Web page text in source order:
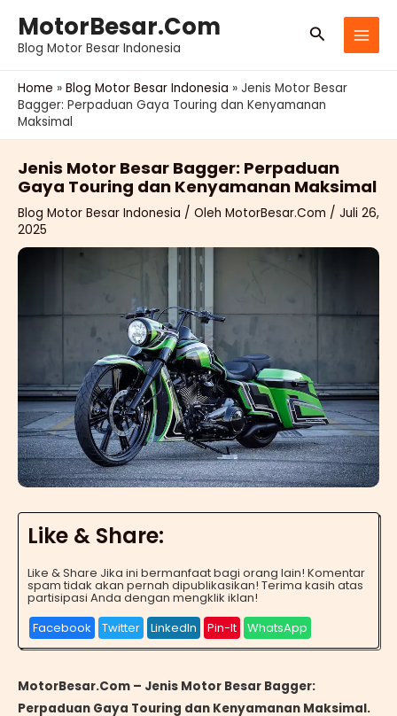
konten
MotorBesar.Com
Blog Motor Besar Indonesia
Cari
Home » Blog Motor Besar Indonesia » Jenis Motor Besar
Bagger: Perpaduan Gaya Touring dan Kenyamanan
Maksimal
Jenis Motor Besar Bagger: Perpaduan
Gaya Touring dan Kenyamanan Maksimal
Blog Motor Besar Indonesia / Oleh MotorBesar.Com / Juli 26,
2025
Like & Share:
Like & Share Jika ini bermanfaat bagi orang lain! Komentar
spam tidak akan pernah dipublikasikan! Terima kasih atas
partisipasi Anda dengan mengklik iklan!
Facebook
Twitter LinkedIn Pin-It WhatsApp
MotorBesar.Com – Jenis Motor Besar Bagger:
Perpaduan Gaya Touring dan Kenyamanan Maksimal.